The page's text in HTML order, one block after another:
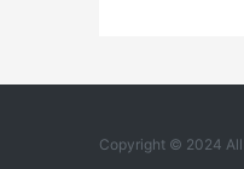
Copyright © 2024